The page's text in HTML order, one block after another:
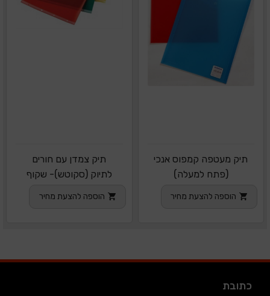
תיק מעטפה קמפוס אנכי
(פתח למעלה)
הוספה להצעת מחיר
תיק צמדן עם חורים
לתיוק (סקוטש)- שקוף
הוספה להצעת מחיר
כתובת